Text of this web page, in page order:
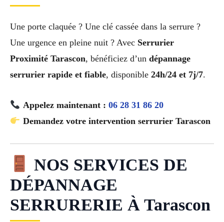
Une porte claquée ? Une clé cassée dans la serrure ?
Une urgence en pleine nuit ? Avec Serrurier
Proximité Tarascon, bénéficiez d’un dépannage
serrurier rapide et fiable, disponible 24h/24 et 7j/7.
Appelez maintenant : 06 28 31 86 20
Demandez votre intervention serrurier Tarascon
NOS SERVICES DE
DÉPANNAGE
SERRURERIE À Tarascon